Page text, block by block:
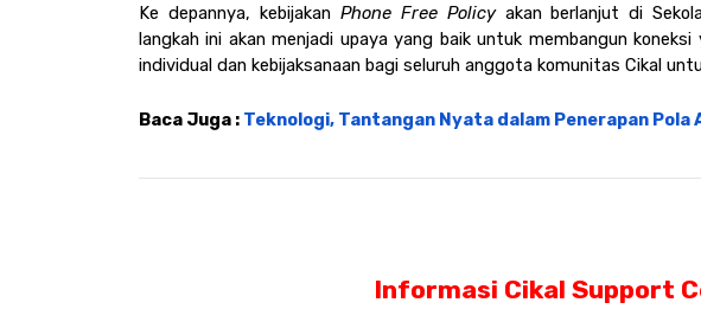
Ke depannya, kebijakan Phone Free Policy akan berlanjut di
langkah ini akan menjadi upaya yang baik untuk membangun
individual dan kebijaksanaan bagi seluruh anggota komunitas Cikal
Baca Juga : Teknologi, Tantangan Nyata dalam Penerapan
Informasi Cikal Support